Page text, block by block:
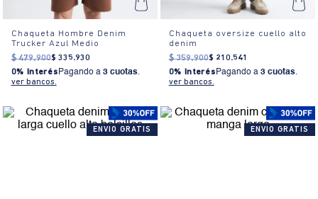
Chaqueta Hombre Denim
Trucker Azul Medio
$ 479.900$ 335.930
0% Interés Pagando a 3 cuotas.
ver bancos.
Chaqueta oversize cuello alto
denim
$ 359.900$ 210.541
0% Interés Pagando a 3 cuotas.
ver bancos.
ENVIO GRATIS ENVIO GRATIS